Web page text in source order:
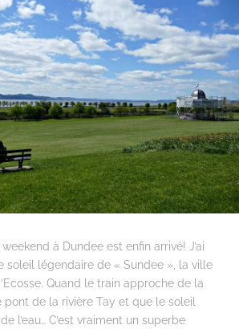
à Dundee est enfin arrivé! J’ai
soleil légendaire de « Sundee », la ville
Quand le train approche de la
de la rivière Tay et que le soleil
l’eau… C’est vraiment un superbe